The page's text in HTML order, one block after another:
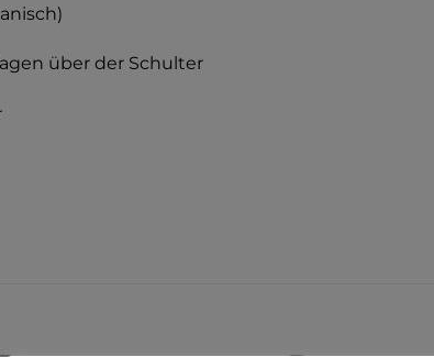
über der Schulter